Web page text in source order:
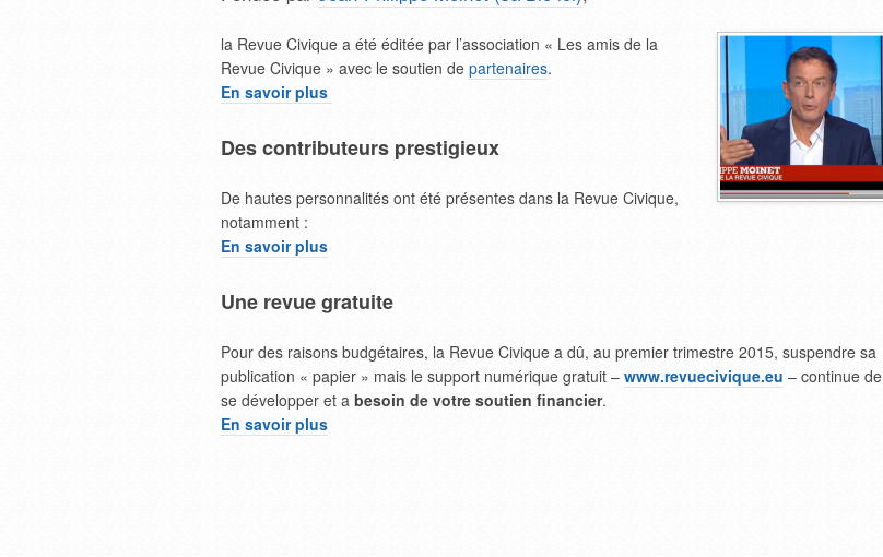
la Revue Civique a été éditée par l’association « Les amis de la
Revue Civique » avec le soutien de partenaires.
En savoir plus
Des contributeurs prestigieux
De hautes personnalités ont été présentes dans la Revue Civique,
notamment :
En savoir plus
Une revue gratuite
Pour des raisons budgétaires, la Revue Civique a dû, au premier trimestre 2015, suspendre sa
publication « papier » mais le support numérique gratuit – www.revuecivique.eu – continue de
se développer et a besoin de votre soutien financier.
En savoir plus